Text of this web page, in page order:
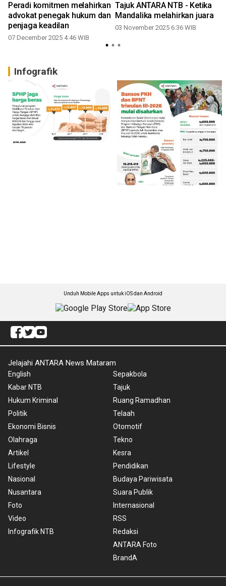
Peradi komitmen melahirkan
advokat penegak hukum dan
penjaga keadilan
07 December 2025 4:46 WIB
Tajuk ANTARA NTB - Ketika
Mandalika melahirkan juara
03 November 2025 6:36 WIB
Infografik
Unduh Mobile Apps untuk iOS dan Android
Jelajahi ANTARA News Mataram
English
Kabar NTB
Hukum Kriminal
Politik
Ekonomi Bisnis
Olahraga
Artikel
Lifestyle
Nasional
Nusantara
Foto
Video
Infografik NTB
Sepakbola
Tajuk
Ruang Ramadhan
Telaah
Otomotif
Tekno
Kesra
Pendidikan
Budaya Pariwisata
Suara Publik
Internasional
RSS
Redaksi
ANTARA Foto
BrandA